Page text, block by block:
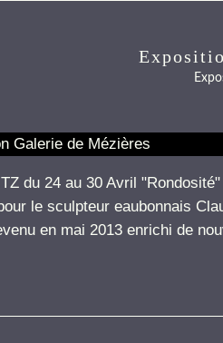
du 24 au 30 Avril
le sculpteur eaubonnais
en mai 2013 enrichi de